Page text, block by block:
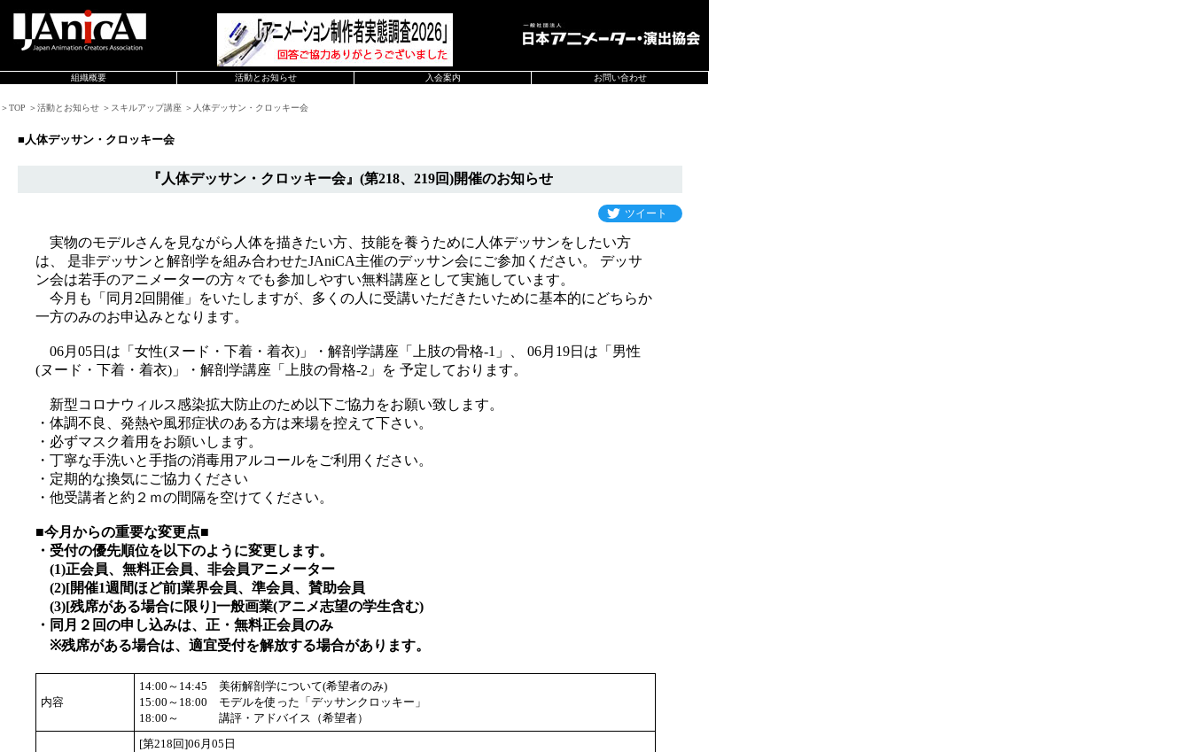
組織概要 活動とお知らせ 入会案内 お問い合わせ
＞TOP ＞活動とお知らせ ＞スキルアップ講座 ＞人体デッサン・クロッキー会
■人体デッサン・クロッキー会
『人体デッサン・クロッキー会』(第218、219回)開催のお知らせ
ツイート
実物のモデルさんを見ながら人体を描きたい方、技能を養うために人体デッサンをしたい方
は、 是非デッサンと解剖学を組み合わせたJAniCA主催のデッサン会にご参加ください。 デッサ
ン会は若手のアニメーターの方々でも参加しやすい無料講座として実施しています。
今月も「同月2回開催」をいたしますが、多くの人に受講いただきたいために基本的にどちらか
一方のみのお申込みとなります。
06月05日は「女性(ヌード・下着・着衣)」・解剖学講座「上肢の骨格-1」、 06月19日は「男性
(ヌード・下着・着衣)」・解剖学講座「上肢の骨格-2」を 予定しております。
新型コロナウィルス感染拡大防止のため以下ご協力をお願い致します。
・体調不良、発熱や風邪症状のある方は来場を控えて下さい。
・必ずマスク着用をお願いします。
・丁寧な手洗いと手指の消毒用アルコールをご利用ください。
・定期的な換気にご協力ください
・他受講者と約２ｍの間隔を空けてください。
■今月からの重要な変更点■
・受付の優先順位を以下のように変更します。
(1)正会員、無料正会員、非会員アニメーター
(2)[開催1週間ほど前]業界会員、準会員、賛助会員
(3)[残席がある場合に限り]一般画業(アニメ志望の学生含む)
・同月２回の申し込みは、正・無料正会員のみ
※残席がある場合は、適宜受付を解放する場合があります。
内容
14:00～14:45
15:00～18:00
18:00～
美術解剖学について(希望者のみ)
モデルを使った「デッサンクロッキー」
講評・アドバイス（希望者）
[第218回]06月05日